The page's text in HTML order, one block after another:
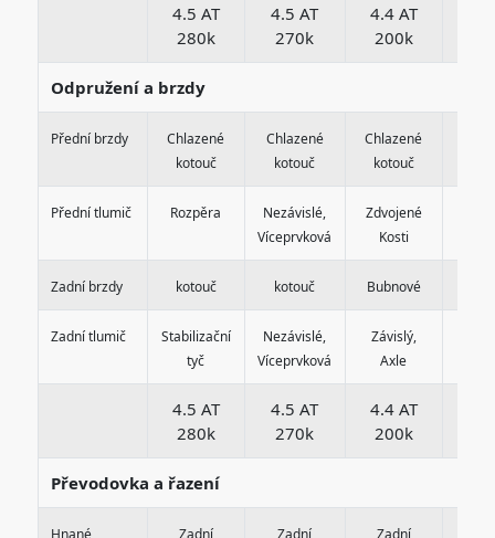
4.5 AT
280k
4.5 AT
270k
4.4 AT
200k
Odpružení a brzdy
Přední brzdy
Chlazené
kotouč
Chlazené
kotouč
Chlazené
kotouč
Přední tlumič Rozpěra
Nezávislé,
Víceprvková
Zdvojené
Kosti
Zadní brzdy kotouč kotouč Bubnové
Zadní tlumič
Stabilizační
tyč
Nezávislé,
Víceprvková
Závislý,
Axle
4.5 AT
280k
4.5 AT
270k
4.4 AT
200k
Převodovka a řazení
Hnané
Zadní
Zadní
Zadní